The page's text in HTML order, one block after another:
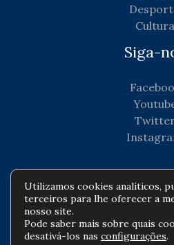
Cultura
Siga-
Copyright © Todos os
Utilizamos cookies analíticos,
terceiros para lhe oferecer a
nosso site.
Pode saber mais sobre quais
desativá-los nas configurações.